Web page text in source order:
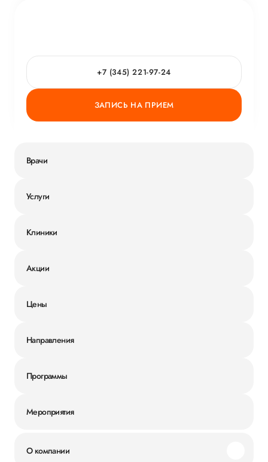
+7 (345) 221-97-24
ЗАПИСЬ НА ПРИЕМ
Врачи
Услуги
Клиники
Акции
Цены
Направления
Программы
Мероприятия
О компании